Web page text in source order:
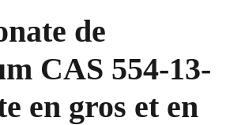
de
CAS 554-13-
en gros et en